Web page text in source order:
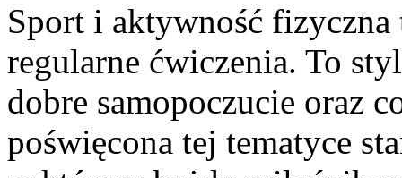
Sport i aktywność
regularne ćwiczenia. To
dobre samopoczucie oraz
poświęcona tej tematyce